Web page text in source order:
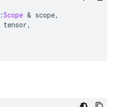
Scope & scope,
tensor,